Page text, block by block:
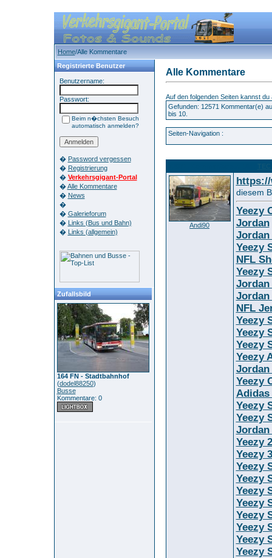
Home/Alle Kommentare
Registrierte Benutzer
Benutzername:
Passwort:
Beim n�chsten Besuch
automatisch anmelden?
� Password vergessen
� Registrierung
� Verkehrsgigant-Portal
�Alle Kommentare
� News
�
� Galerieforum
� Links (Bus und Bahn)
� Links (allgemein)
Zufallsbild
164 FN - Stadtbahnhof
(dodel88250)
Busse
Kommentare: 0
Alle Kommentare
Auf den folgenden Seiten kannst
Gefunden: 12571 Kommentar(e)
bis 10.
Seiten-Navigation :
Andi90
https://
diesem
Yeezy
Jordan
Jordan
Yeezy
NFL
Yeezy
Jordan
Jordan
NFL
Yeezy
Yeezy
Yeezy
Yeezy
Jordan
Yeezy
Adidas
Yeezy
Yeezy
Jordan
Yeezy
Yeezy
Yeezy
Yeezy
Yeezy
Yeezy
Yeezy
Yeezy
Yeezy
Yeezy